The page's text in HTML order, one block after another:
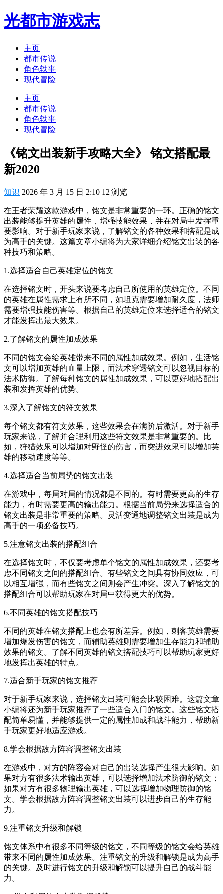
光都市游戏志
主页
都市传说
角色轶事
现代冒险
主页
都市传说
角色轶事
现代冒险
《铭文出装新手攻略大全》 铭文搭配最
新2020
知识 2026 年 3 月 15 日 2:10 12 浏览
在王者荣耀这款游戏中，铭文是非常重要的一环。正确的铭文
出装能够提升英雄的属性，增强技能效果，并在对局中发挥重
要影响。对于新手玩家来说，了解铭文的各种效果和搭配是成
为高手的关键。这篇文章小编将为大家详细介绍铭文出装的各
种技巧和策略。
1.选择适合自己英雄定位的铭文
在选择铭文时，开头来说要考虑自己所使用的英雄定位。不同
的英雄在属性需求上有所不同，如坦克需要增加耐久度，法师
需要增强技能伤害等。根据自己的英雄定位来选择适合的铭文
才能发挥出最大效果。
2.了解铭文的属性加成效果
不同的铭文会给英雄带来不同的属性加成效果。例如，生活铭
文可以增加英雄的血量上限，而法术穿透铭文可以忽视目标的
法术防御。了解每种铭文的属性加成效果，可以更好地搭配出
装和发挥英雄的优势。
3.深入了解铭文的符文效果
每个铭文都有符文效果，这些效果会在满阶后激活。对于新手
玩家来说，了解并合理利用这些符文效果是非常重要的。比
如，狩猎效果可以增加对野怪的伤害，而突进效果可以增加英
雄的移动速度等等。
4.选择适合当前局势的铭文出装
在游戏中，每局对局的情况都是不同的。有时需要更高的生存
能力，有时需要更高的输出能力。根据当前局势来选择适合的
铭文出装是非常重要的策略。灵活变通地调整铭文出装是成为
高手的一项必备技巧。
5.注意铭文出装的搭配组合
在选择铭文时，不仅要考虑单个铭文的属性加成效果，还要考
虑不同铭文之间的搭配组合。有些铭文之间具有协同效应，可
以相互增强，而有些铭文之间则会产生冲突。深入了解铭文的
搭配组合可以帮助玩家在对局中获得更大的优势。
6.不同英雄的铭文搭配技巧
不同的英雄在铭文搭配上也会有所差异。例如，刺客英雄需要
增加爆发伤害的铭文，而辅助英雄则需要增加生存能力和辅助
效果的铭文。了解不同英雄的铭文搭配技巧可以帮助玩家更好
地发挥出英雄的特点。
7.适合新手玩家的铭文推荐
对于新手玩家来说，选择铭文出装可能会比较困难。这篇文章
小编将还为新手玩家推荐了一些适合入门的铭文。这些铭文搭
配简单易懂，并能够提供一定的属性加成和战斗能力，帮助新
手玩家更好地适应游戏。
8.学会根据敌方阵容调整铭文出装
在游戏中，对方的阵容会对自己的出装选择产生很大影响。如
果对方有很多法术输出英雄，可以选择增加法术防御的铭文；
如果对方有很多物理输出英雄，可以选择增加物理防御的铭
文。学会根据敌方阵容调整铭文出装可以进步自己的生存能
力。
9.注重铭文升级和解锁
铭文体系中有很多不同等级的铭文，不同等级的铭文会给英雄
带来不同的属性加成效果。注重铭文的升级和解锁是成为高手
的关键。及时进行铭文的升级和解锁可以提升自己的战斗能
力。